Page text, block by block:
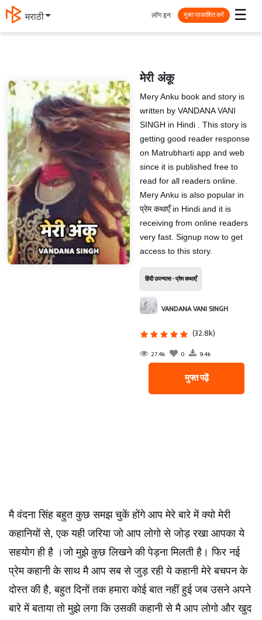
मराठी ☰
लॉग इन मुक्त प्रकाशित करें
मेरी अंकू
Mery Anku book and story is
written by VANDANA VANI
SINGH in Hindi . This story is
getting good reader response
on Matrubharti app and web
since it is published free to
read for all readers online.
Mery Anku is also popular in
प्रेम कथाएँ in Hindi and it is
receiving from online readers
very fast. Signup now to get
access to this story.
हिंदी उपन्यास - प्रेम कथाएँ
VANDANA VANI SINGH
(32.8k)
27.4k 0 9.4k
मुफ्त पढ़ें
मै वंदना सिंह बहुत कुछ समझ चुकें होंगे आप मेरे बारे में क्यो मेरी
कहानियों से, एक यही जरिया जो आप लोगो से जोड़ रखा आपका ये
सहयोग ही है ।जो मुझे कुछ लिखने की पेड़ना मिलती है। फिर नई
प्रेम कहानी के साथ मै आप सब से जुड़ रही ये कहानी मेरे बचपन के
दोस्त की है, बहुत दिनों तक हमारा कोई बात नहीं हुई जब उसने अपने
बारे में बताया तो मुझे लगा कि उसकी कहानी से मै आप लोगो और खुद